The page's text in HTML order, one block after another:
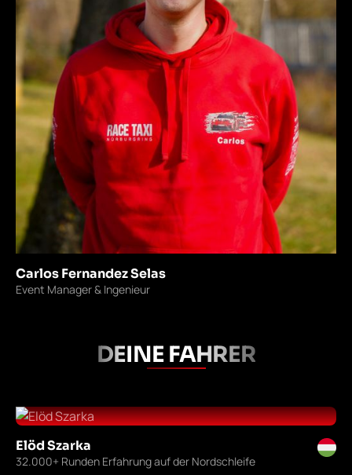
Carlos Fernandez Selas
Event Manager & Ingenieur
DEINE FAHRER
Elöd Szarka
32.000+ Runden Erfahrung auf der Nordschleife